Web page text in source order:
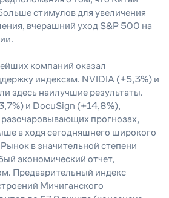
стимулов для увеличения
вчерашний уход S&P 500 на
компаний оказал
индексам. NVIDIA (+5,3%) и
здесь наилучшие результаты.
и DocuSign (+14,8%),
прогнозах,
в ходя сегодняшнего широкого
в значительной степени
экономический отчет,
Предварительный индекс
Мичиганского